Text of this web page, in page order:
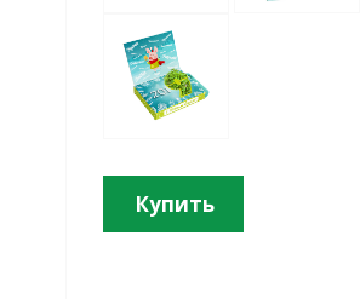
Купить